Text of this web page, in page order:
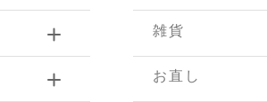
雑貨
お直し